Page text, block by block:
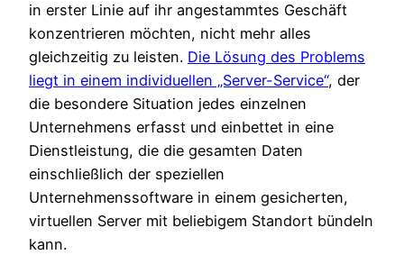
in erster Linie auf ihr angestammtes Geschäft
konzentrieren möchten, nicht mehr alles
gleichzeitig zu leisten. Die Lösung des Problems
liegt in einem individuellen „Server-Service“, der
die besondere Situation jedes einzelnen
Unternehmens erfasst und einbettet in eine
Dienstleistung, die die gesamten Daten
einschließlich der speziellen
Unternehmenssoftware in einem gesicherten,
virtuellen Server mit beliebigem Standort bündeln
kann.